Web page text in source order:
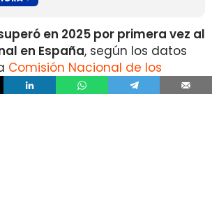
en 2025 por primera vez al
en España, según los datos
Comisión Nacional de los
en su Informe Anual